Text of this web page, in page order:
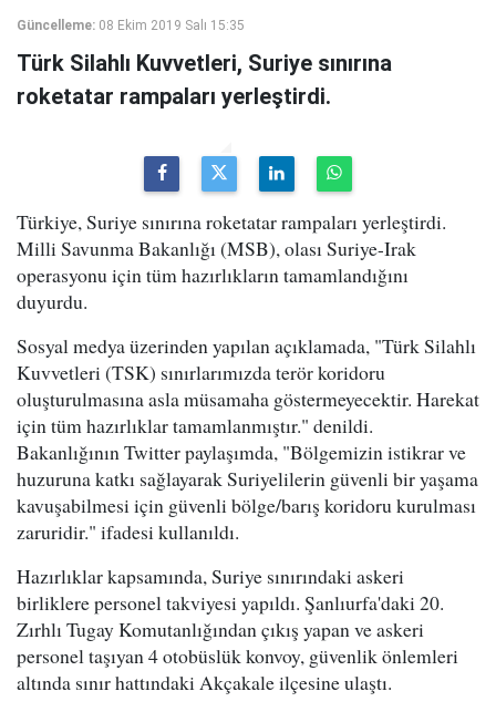
Güncelleme: 08 Ekim 2019 Salı 15:35
Türk Silahlı Kuvvetleri, Suriye sınırına
roketatar rampaları yerleştirdi.
Türkiye, Suriye sınırına roketatar rampaları yerleştirdi.
Milli Savunma Bakanlığı (MSB), olası Suriye-Irak
operasyonu için tüm hazırlıkların tamamlandığını
duyurdu.
Sosyal medya üzerinden yapılan açıklamada, "Türk Silahlı
Kuvvetleri (TSK) sınırlarımızda terör koridoru
oluşturulmasına asla müsamaha göstermeyecektir. Harekat
için tüm hazırlıklar tamamlanmıştır." denildi.
Bakanlığının Twitter paylaşımda, "Bölgemizin istikrar ve
huzuruna katkı sağlayarak Suriyelilerin güvenli bir yaşama
kavuşabilmesi için güvenli bölge/barış koridoru kurulması
zaruridir." ifadesi kullanıldı.
Hazırlıklar kapsamında, Suriye sınırındaki askeri
birliklere personel takviyesi yapıldı. Şanlıurfa'daki 20.
Zırhlı Tugay Komutanlığından çıkış yapan ve askeri
personel taşıyan 4 otobüslük konvoy, güvenlik önlemleri
altında sınır hattındaki Akçakale ilçesine ulaştı.